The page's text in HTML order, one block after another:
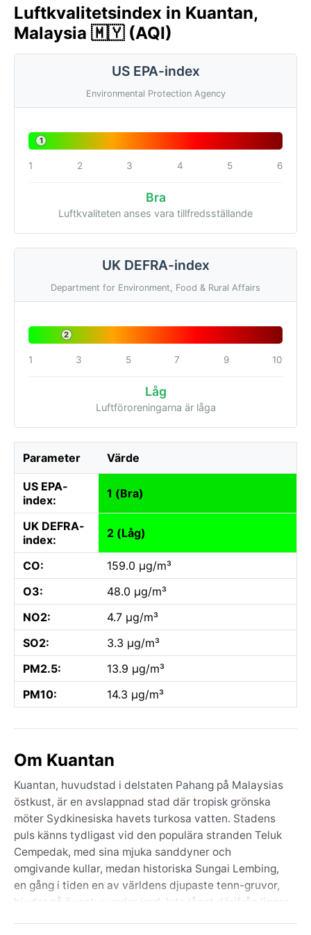
Luftkvalitetsindex in Kuantan,
Malaysia 🇲🇾 (AQI)
US EPA-index
Environmental Protection Agency
1
1 2 3 4 5 6
Bra
Luftkvaliteten anses vara tillfredsställande
UK DEFRA-index
Department for Environment, Food & Rural Affairs
2
1 3 5 7 9 10
Låg
Luftföroreningarna är låga
Parameter Värde
US EPA-
index:
1 (Bra)
UK DEFRA-
index:
2 (Låg)
CO:
159.0 µg/m³
O3:
48.0 µg/m³
NO2:
4.7 µg/m³
SO2:
3.3 µg/m³
PM2.5:
13.9 µg/m³
PM10:
14.3 µg/m³
Om Kuantan
Kuantan, huvudstad i delstaten Pahang på Malaysias
östkust, är en avslappnad stad där tropisk grönska
möter Sydkinesiska havets turkosa vatten. Stadens
puls känns tydligast vid den populära stranden Teluk
Cempedak, med sina mjuka sanddyner och
omgivande kullar, medan historiska Sungai Lembing,
en gång i tiden en av världens djupaste tenn-gruvor,
bjuder på äventyr under jord. Inte långt därifrån ligger